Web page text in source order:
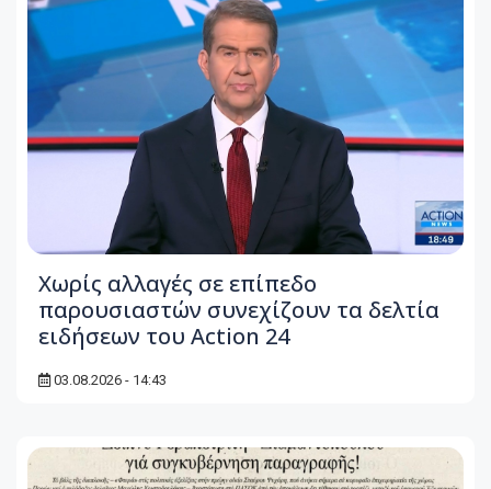
Χωρίς αλλαγές σε επίπεδο
παρουσιαστών συνεχίζουν τα δελτία
ειδήσεων του Action 24
03.08.2026 - 14:43